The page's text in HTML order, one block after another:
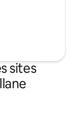
sites